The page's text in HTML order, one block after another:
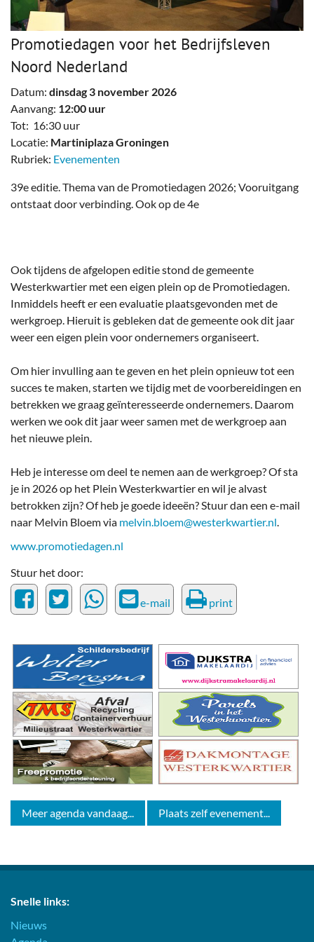
Promotiedagen voor het Bedrijfsleven
Noord Nederland
Datum: dinsdag 3 november 2026
Aanvang: 12:00 uur
Tot: 16:30 uur
Locatie: Martiniplaza Groningen
Rubriek: Evenementen
39e editie. Thema van de Promotiedagen 2026; Vooruitgang
ontstaat door verbinding. Ook op de 4e
Ook tijdens de afgelopen editie stond de gemeente
Westerkwartier met een eigen plein op de Promotiedagen.
Inmiddels heeft er een evaluatie plaatsgevonden met de
werkgroep. Hieruit is gebleken dat de gemeente ook dit jaar
weer een eigen plein voor ondernemers organiseert.
Om hier invulling aan te geven en het plein opnieuw tot een
succes te maken, starten we tijdig met de voorbereidingen en
betrekken we graag geïnteresseerde ondernemers. Daarom
werken we ook dit jaar weer samen met de werkgroep aan
het nieuwe plein.
Heb je interesse om deel te nemen aan de werkgroep? Of sta
je in 2026 op het Plein Westerkwartier en wil je alvast
betrokken zijn? Of heb je goede ideeën? Stuur dan een e-mail
naar Melvin Bloem via melvin.bloem@westerkwartier.nl.
www.promotiedagen.nl
Stuur het door:
e-mail print
Meer agenda vandaag... Plaats zelf evenement...
Snelle links:
Nieuws